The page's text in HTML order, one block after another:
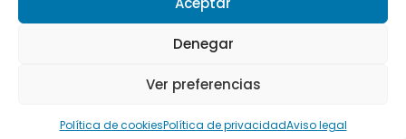
Denegar
Ver preferencias
Política de cookiesPolítica de privacidadAviso legal
Política de privacidad
Política de cookies
Todos los derechos resevados.